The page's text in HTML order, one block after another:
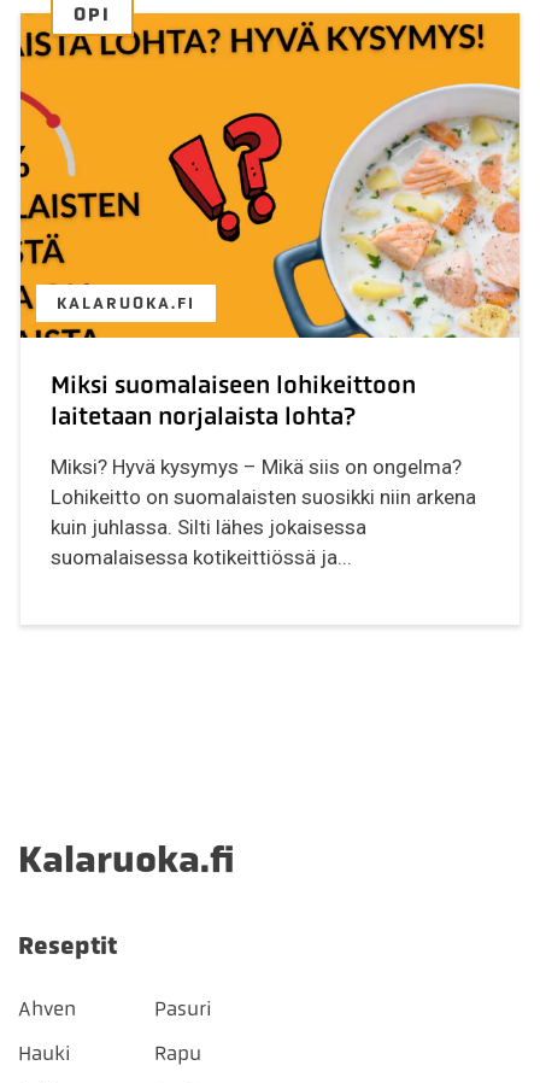
OPI
KALARUOKA.FI
Miksi suomalaiseen lohikeittoon
laitetaan norjalaista lohta?
Miksi? Hyvä kysymys – Mikä siis on ongelma?
Lohikeitto on suomalaisten suosikki niin arkena
kuin juhlassa. Silti lähes jokaisessa
suomalaisessa kotikeittiössä ja...
Kalaruoka.fi
Reseptit
Ahven
Hauki
Pasuri
Rapu